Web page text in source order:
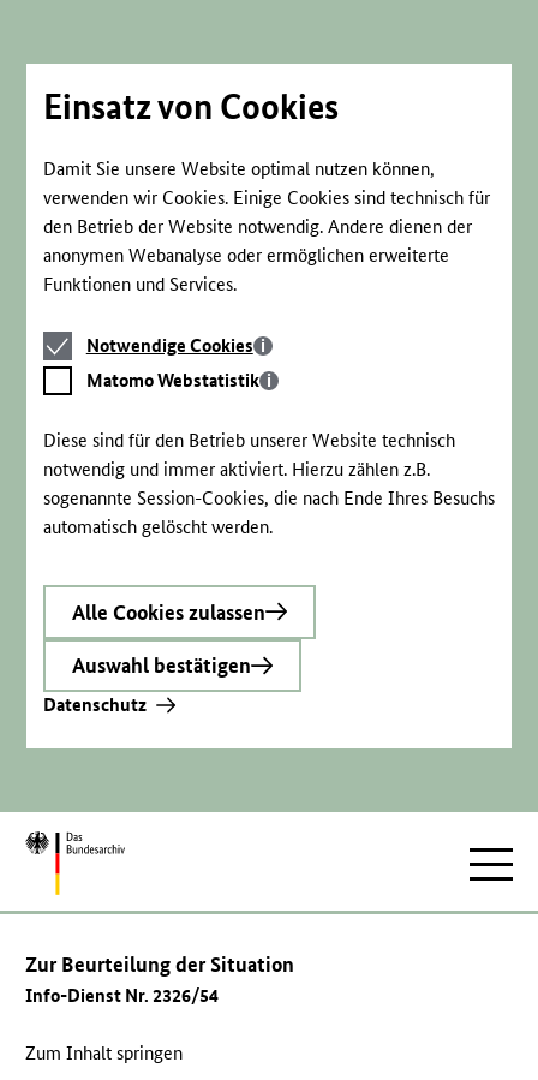
Einsatz von Cookies
Damit Sie unsere Website optimal nutzen können,
verwenden wir Cookies. Einige Cookies sind technisch für
den Betrieb der Website notwendig. Andere dienen der
anonymen Webanalyse oder ermöglichen erweiterte
Funktionen und Services.
Notwendige
Cookies
Notwendige Cookies
Matomo
Webstatistik
Matomo Webstatistik
Diese sind für den Betrieb unserer Website technisch
notwendig und immer aktiviert. Hierzu zählen z.B.
sogenannte Session-Cookies, die nach Ende Ihres Besuchs
automatisch gelöscht werden.
Alle Cookies zulassen
Auswahl bestätigen
Datenschutz
Zur
Zur Beurteilung der Situation
Info-Dienst Nr. 2326/54
Zum Inhalt springen